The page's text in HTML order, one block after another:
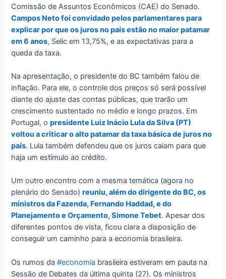
Comissão de Assuntos Econômicos (CAE) do Senado.
Campos Neto foi convidado pelos parlamentares para
explicar por que os juros no país estão no maior patamar
em 6 anos, Selic em 13,75%, e as expectativas para a
queda da taxa.
Na apresentação, o presidente do BC também falou de
inflação. Para ele, o controle dos preços só será possível
diante do ajuste das contas públicas, que trarão um
crescimento sustentado no médio e longo prazos. Em
Portugal, opresidente Luiz Inácio Lula da Silva (PT)
voltou a criticar o alto patamar da taxa básica de juros no
país. Lula também defendeu que os juros caiam para que
haja um estímulo ao crédito.
Um outro encontro com a mesma temática (agora no
plenário do Senado)reuniu, além do dirigente do BC,os
ministros da Fazenda, Fernando Haddad,e do
Planejamento e Orçamento, Simone Tebet. Apesar dos
diferentes pontos de vista, ficou clara a disposição de
conseguir um caminho para a economia brasileira.
Os rumos da#economia brasileira estiveram em pauta na
Sessão de Debates da última quinta (27). Os ministros